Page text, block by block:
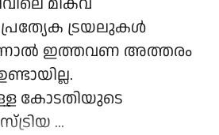
ട്രയലുകള്‍
ഇത്തവണ അത്തരം
കോടതിയുടെ
...